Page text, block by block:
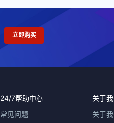
立即购买
24/7帮助中心
常见问题
关于
关于